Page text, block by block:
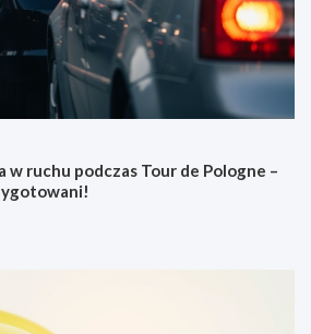
w ruchu podczas Tour de Pologne –